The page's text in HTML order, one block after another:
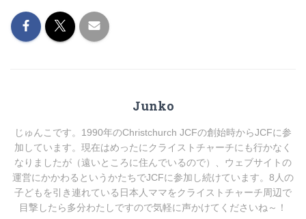
Junko
じゅんこです。1990年のChristchurch JCFの創始時からJCFに参
加しています。現在はめったにクライストチャーチにも行かなく
なりましたが（遠いところに住んでいるので）、ウェブサイトの
運営にかかわるというかたちでJCFに参加し続けています。8人の
子どもを引き連れている日本人ママをクライストチャーチ周辺で
目撃したら多分わたしですので気軽に声かけてくださいね～！